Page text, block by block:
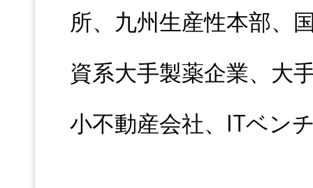
所、九州生産性本部、
資系大手製薬企業、大
小不動産会社、ITベン